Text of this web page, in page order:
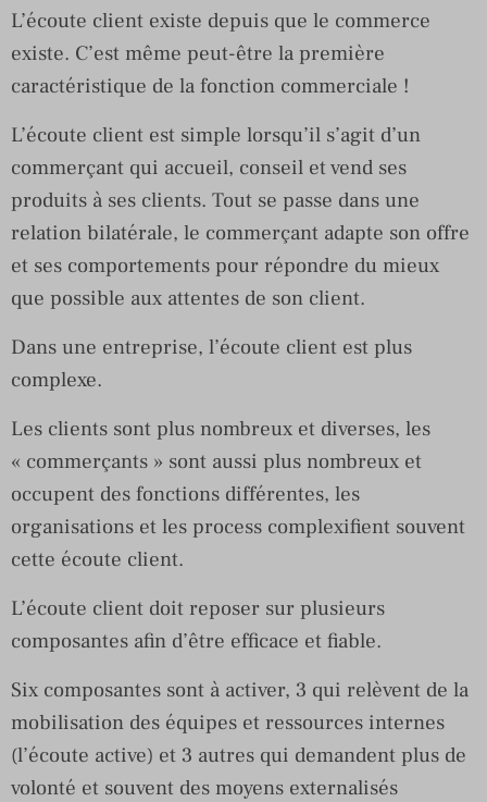
L’écoute client existe depuis que le commerce
existe. C’est même peut-être la première
caractéristique de la fonction commerciale !
L’écoute client est simple lorsqu’il s’agit d’un
commerçant qui accueil, conseil et vend ses
produits à ses clients. Tout se passe dans une
relation bilatérale, le commerçant adapte son offre
et ses comportements pour répondre du mieux
que possible aux attentes de son client.
Dans une entreprise, l’écoute client est plus
complexe.
Les clients sont plus nombreux et diverses, les
« commerçants » sont aussi plus nombreux et
occupent des fonctions différentes, les
organisations et les process complexifient souvent
cette écoute client.
L’écoute client doit reposer sur plusieurs
composantes afin d’être efficace et fiable.
Six composantes sont à activer, 3 qui relèvent de la
mobilisation des équipes et ressources internes
(l’écoute active) et 3 autres qui demandent plus de
volonté et souvent des moyens externalisés